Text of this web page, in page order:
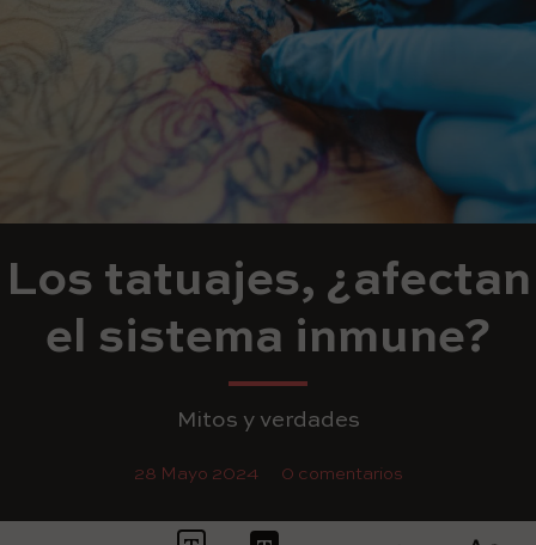
Los tatuajes, ¿afectan
el sistema inmune?
Mitos y verdades
28 Mayo 2024 0 comentarios